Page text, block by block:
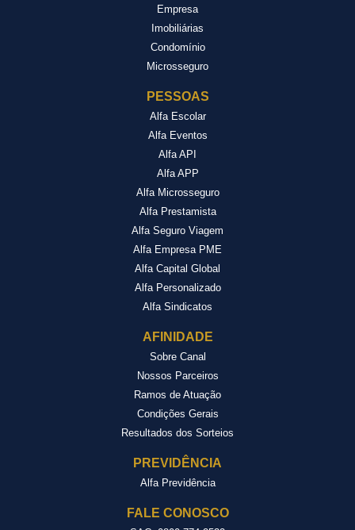
Empresa
Imobiliárias
Condomínio
Microsseguro
PESSOAS
Alfa Escolar
Alfa Eventos
Alfa API
Alfa APP
Alfa Microsseguro
Alfa Prestamista
Alfa Seguro Viagem
Alfa Empresa PME
Alfa Capital Global
Alfa Personalizado
Alfa Sindicatos
AFINIDADE
Sobre Canal
Nossos Parceiros
Ramos de Atuação
Condições Gerais
Resultados dos Sorteios
PREVIDÊNCIA
Alfa Previdência
FALE CONOSCO